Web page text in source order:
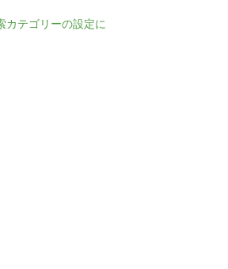
カテゴリーの設定に